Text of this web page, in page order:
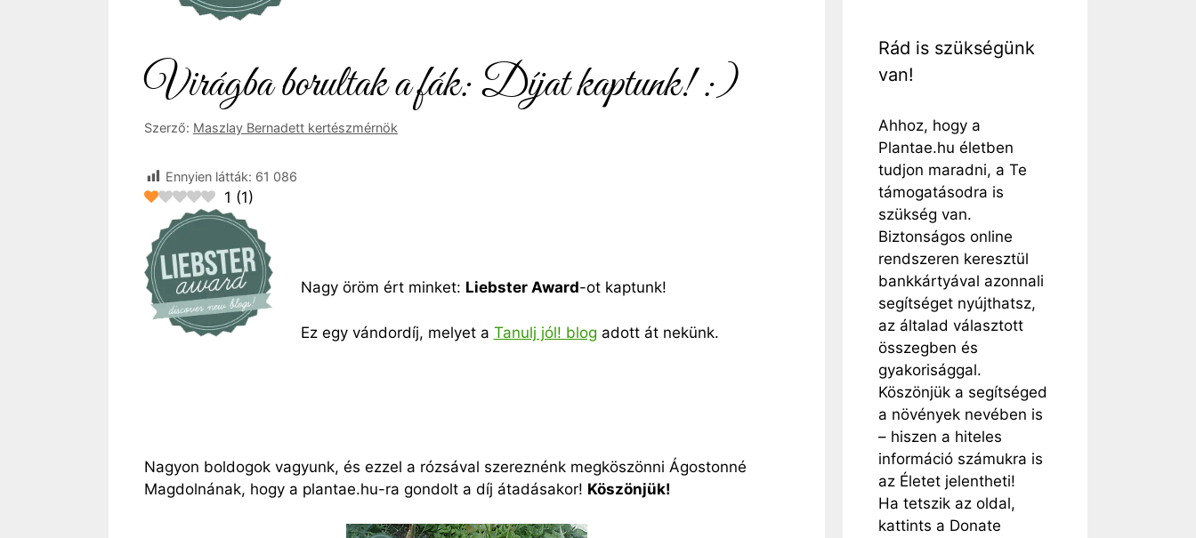
Virágba borultak a fák: Díjat kaptunk! :)
Szerző: Maszlay Bernadett kertészmérnök
Ennyien látták: 61 086
1 (1)
Nagy öröm ért minket: Liebster Award-ot kaptunk!
Ez egy vándordíj, melyet a Tanulj jól! blog adott át nekünk.
Nagyon boldogok vagyunk, és ezzel a rózsával szereznénk megköszönni Ágostonné
Magdolnának, hogy a plantae.hu-ra gondolt a díj átadásakor! Köszönjük!
Rád is szükségünk
van!
Ahhoz, hogy a
Plantae.hu életben
tudjon maradni, a Te
támogatásodra is
szükség van.
Biztonságos online
rendszeren keresztül
bankkártyával azonnali
segítséget nyújthatsz,
az általad választott
összegben és
gyakorisággal.
Köszönjük a segítséged
a növények nevében is
– hiszen a hiteles
információ számukra is
az Életet jelentheti!
Ha tetszik az oldal,
kattints a Donate